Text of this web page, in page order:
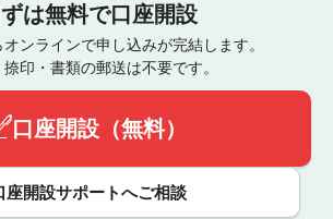
は無料で口座開設
ンラインで申し込みが完結します。
印・書類の郵送は不要です。
口座開設（無料）
座開設サポートへご相談